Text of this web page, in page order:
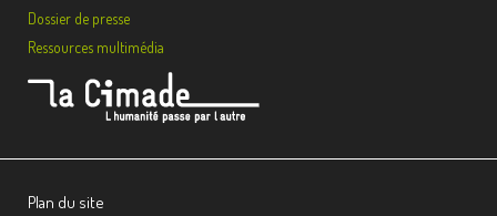
Dossier de presse
Ressources multimédia
Plan du site